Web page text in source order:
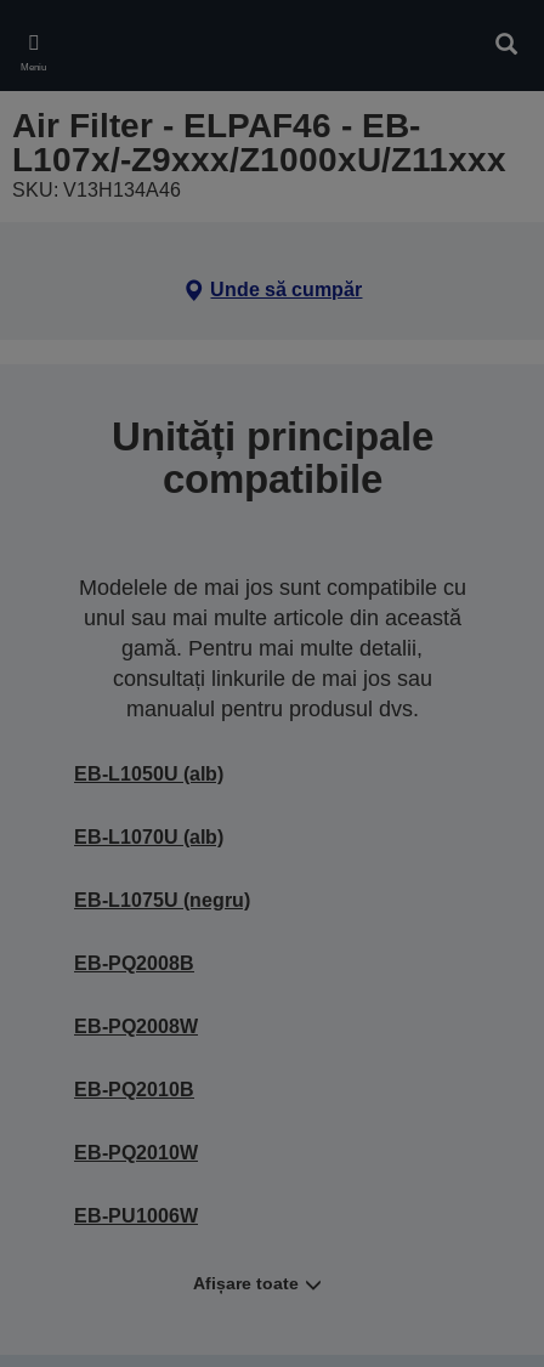
main
content
Meniu
Air Filter - ELPAF46 - EB-
L107x/-Z9xxx/Z1000xU/Z11xxx
SKU: V13H134A46
Unde să cumpăr
Unități principale
compatibile
Modelele de mai jos sunt compatibile cu
unul sau mai multe articole din această
gamă. Pentru mai multe detalii,
consultați linkurile de mai jos sau
manualul pentru produsul dvs.
EB-L1050U (alb)
EB-L1070U (alb)
EB-L1075U (negru)
EB-PQ2008B
EB-PQ2008W
EB-PQ2010B
EB-PQ2010W
EB-PU1006W
Afișare toate